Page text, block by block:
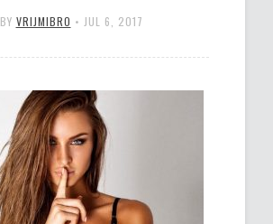
BY VRIJMIBRO • JUL 6, 2017